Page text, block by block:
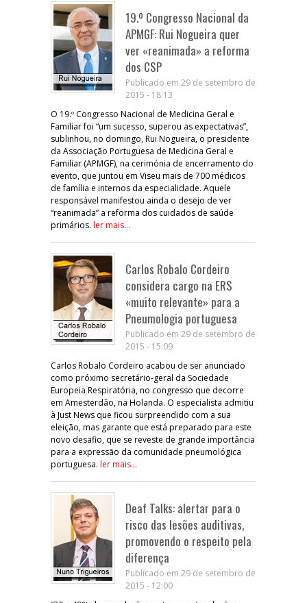
19.º Congresso Nacional da
APMGF: Rui Nogueira quer
ver «reanimada» a reforma
dos CSP
Publicado em 29 de setembro de
2015 - 18:13
O 19.º Congresso Nacional de Medicina Geral e
Familiar foi “um sucesso, superou as expectativas”,
sublinhou, no domingo, Rui Nogueira, o presidente
da Associação Portuguesa de Medicina Geral e
Familiar (APMGF), na cerimónia de encerramento do
evento, que juntou em Viseu mais de 700 médicos
de família e internos da especialidade. Aquele
responsável manifestou ainda o desejo de ver
“reanimada” a reforma dos cuidados de saúde
primários. ler mais...
Carlos Robalo Cordeiro
considera cargo na ERS
«muito relevante» para a
Pneumologia portuguesa
Publicado em 29 de setembro de
2015 - 15:09
Carlos Robalo Cordeiro acabou de ser anunciado
como próximo secretário-geral da Sociedade
Europeia Respiratória, no congresso que decorre
em Amesterdão, na Holanda. O especialista admitiu
à Just News que ficou surpreendido com a sua
eleição, mas garante que está preparado para este
novo desafio, que se reveste de grande importância
para a expressão da comunidade pneumológica
portuguesa. ler mais...
Deaf Talks: alertar para o
risco das lesões auditivas,
promovendo o respeito pela
diferença
Publicado em 29 de setembro de
2015 - 12:00